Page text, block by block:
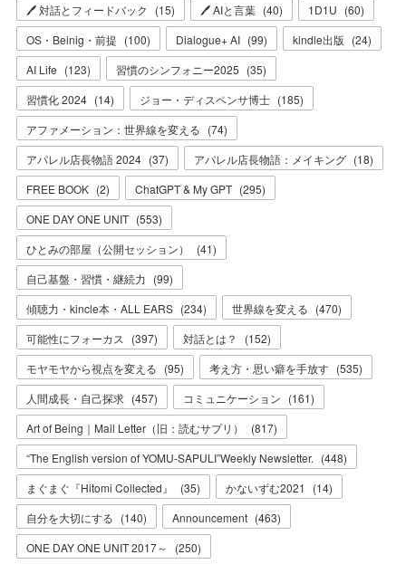
🖊 対話とフィードバック
(15) 🖊 AIと言葉 (40) 1D1U (60)
OS・Beinig・前提 (100) Dialogue+ AI (99) kindle出版 (24)
AI Life (123) 習慣のシンフォニー2025 (35)
習慣化 2024 (14) ジョー・ディスペンサ博士 (185)
アファメーション：世界線を変える (74)
アパレル店長物語 2024 (37) アパレル店長物語：メイキング (18)
FREE BOOK (2) ChatGPT & My GPT (295)
ONE DAY ONE UNIT (553)
ひとみの部屋（公開セッション）
(41)
自己基盤・習慣・継続力 (99)
傾聴力・kincle本・ALL EARS (234) 世界線を変える (470)
可能性にフォーカス
(397) 対話とは？ (152)
モヤモヤから視点を変える (95) 考え方・思い癖を手放す (535)
人間成長・自己探求 (457) コミュニケーション (161)
Art of Being｜Mail Letter（旧：読むサプリ）
(817)
“The English version of YOMU-SAPULI”Weekly Newsletter. (448)
まぐまぐ『Hitomi Collected』
(35) かないずむ2021 (14)
自分を大切にする (140) Announcement (463)
ONE DAY ONE UNIT 2017～
(250)